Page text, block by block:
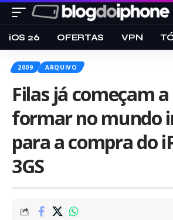
iOS 26 OFERTAS VPN
2009 ARQUIVO
Filas já começam a
formar no mundo
para a compra do
3GS